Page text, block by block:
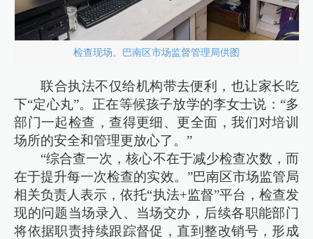
检查现场。巴南区市场监督管理局供图
联合执法不仅给机构带去便利，也让家长吃
下“定心丸”。正在等候孩子放学的李女士说：“多
部门一起检查，查得更细、更全面，我们对培训
场所的安全和管理更放心了。”
“综合查一次，核心不在于减少检查次数，而
在于提升每一次检查的实效。”巴南区市场监管局
相关负责人表示，依托“执法+监督”平台，检查发
现的问题当场录入、当场交办，后续各职能部门
将依据职责持续跟踪督促，直到整改销号，形成